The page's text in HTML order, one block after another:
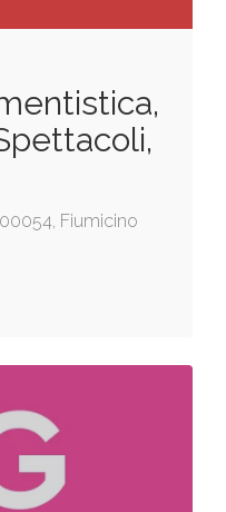
Fiumicino